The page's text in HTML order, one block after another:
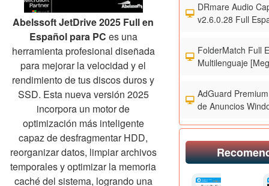
Abelssoft JetDrive 2025 Full en
Español para PC es una
herramienta profesional diseñada
para mejorar la velocidad y el
rendimiento de tus discos duros y
SSD. Esta nueva versión 2025
incorpora un motor de
optimización más inteligente
capaz de desfragmentar HDD,
reorganizar datos, limpiar archivos
temporales y optimizar la memoria
caché del sistema, logrando una
DRmare Audio
v2.6.0.28 Full
FolderMatch Full
Multilenguaje
AdGuard
de Anuncios